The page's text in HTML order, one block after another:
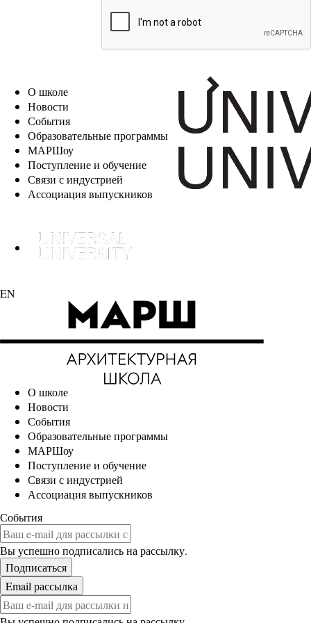
EN
О школе
Новости
События
Образовательные программы
МАРШоу
Поступление и обучение
Связи с индустрией
Ассоциация выпускников
EN
О школе
Новости
События
Образовательные программы
МАРШоу
Поступление и обучение
Связи с индустрией
Ассоциация выпускников
События
Вы успешно подписались на рассылку.